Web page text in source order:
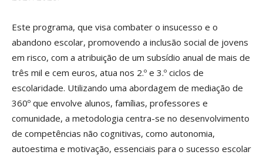
Este programa, que visa combater o insucesso e o
abandono escolar, promovendo a inclusão social de jovens
em risco, com a atribuição de um subsídio anual de mais de
três mil e cem euros, atua nos 2.º e 3.º ciclos de
escolaridade. Utilizando uma abordagem de mediação de
360º que envolve alunos, famílias, professores e
comunidade, a metodologia centra-se no desenvolvimento
de competências não cognitivas, como autonomia,
autoestima e motivação, essenciais para o sucesso escolar